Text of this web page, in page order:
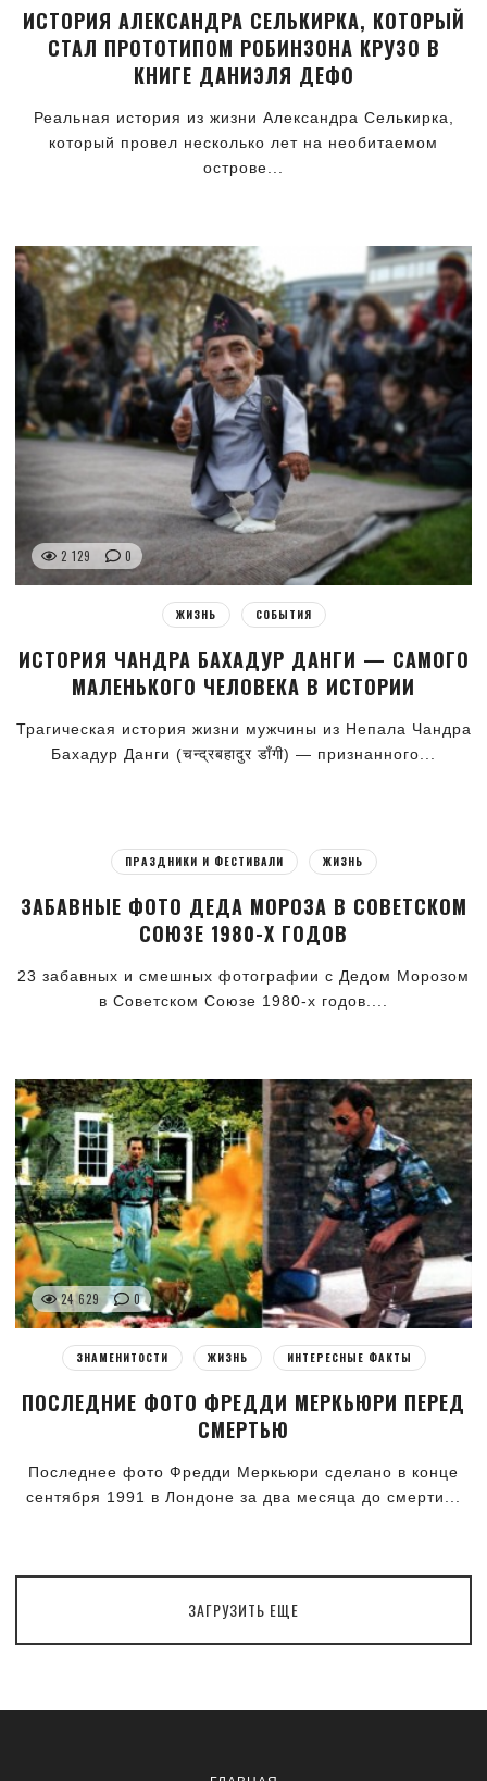
ИСТОРИЯ АЛЕКСАНДРА СЕЛЬКИРКА, КОТОРЫЙ
СТАЛ ПРОТОТИПОМ РОБИНЗОНА КРУЗО В
КНИГЕ ДАНИЭЛЯ ДЕФО
Реальная история из жизни Александра Селькирка,
который провел несколько лет на необитаемом
острове...
2 129 0
ЖИЗНЬ СОБЫТИЯ
ИСТОРИЯ ЧАНДРА БАХАДУР ДАНГИ — САМОГО
МАЛЕНЬКОГО ЧЕЛОВЕКА В ИСТОРИИ
Трагическая история жизни мужчины из Непала Чандра
Бахадур Данги (चन्द्रबहादुर डाँगी) — признанного...
ПРАЗДНИКИ И ФЕСТИВАЛИ ЖИЗНЬ
ЗАБАВНЫЕ ФОТО ДЕДА МОРОЗА В СОВЕТСКОМ
СОЮЗЕ 1980-Х ГОДОВ
23 забавных и смешных фотографии с Дедом Морозом
в Советском Союзе 1980-х годов....
24 629 0
ЗНАМЕНИТОСТИ ЖИЗНЬ ИНТЕРЕСНЫЕ ФАКТЫ
ПОСЛЕДНИЕ ФОТО ФРЕДДИ МЕРКЬЮРИ ПЕРЕД
СМЕРТЬЮ
Последнее фото Фредди Меркьюри сделано в конце
сентября 1991 в Лондоне за два месяца до смерти...
ЗАГРУЗИТЬ ЕЩЕ